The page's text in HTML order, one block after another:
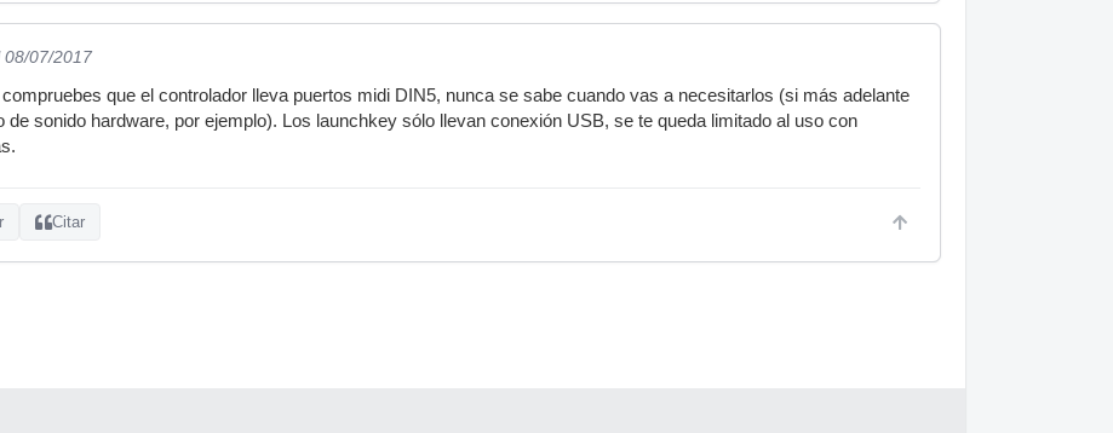
08/07/2017
que el controlador lleva puertos midi DIN5, nunca se sabe cuando vas a necesitarlos (si más adelante
de sonido hardware, por ejemplo). Los launchkey sólo llevan conexión USB, se te queda limitado al uso con
Citar